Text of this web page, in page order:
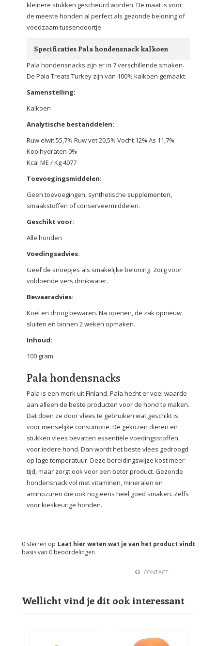
kleinere stukken gescheurd worden. De maat is voor
de meeste honden al perfect als gezonde beloning of
voedzaam tussendoortje.
Specificaties Pala hondensnack kalkoen
Pala hondensnacks zijn er in 7 verschillende smaken.
De Pala Treats Turkey zijn van 100% kalkoen gemaakt.
Samenstelling:
Kalkoen
Analytische bestanddelen:
Ruw eiwit 55,7% Ruw vet 20,5% Vocht 12% As 11,7%
Koolhydraten 0%
Kcal ME / Kg 4077
Toevoegingsmiddelen:
Geen toevoegingen, synthetische supplementen,
smaakstoffen of conserveermiddelen.
Geschikt voor:
Alle honden
Voedingsadvies:
Geef de snoepjes als smakelijke beloning. Zorg voor
voldoende vers drinkwater.
Bewaaradvies:
Koel en droog bewaren. Na openen, de zak opnieuw
sluiten en binnen 2 weken opmaken.
Inhoud:
100 gram
Pala hondensnacks
Pala is een merk uit Finland. Pala hecht er veel waarde
aan alleen de beste producten voor de hond te maken.
Dat doen ze door vlees te gebruiken wat geschikt is
voor menselijke consumptie. De gekozen dieren en
stukken vlees bevatten essentiële voedingsstoffen
voor iedere hond. Dan wordt het beste vlees gedroogd
op lage temperatuur. Deze bereidingswijze kost meer
tijd, maar zorgt ook voor een beter product. Gezonde
hondensnack vol met vitaminen, mineralen en
aminozuren die ook nog eens heel goed smaken. Zelfs
voor kieskeurige honden.
Laat hier weten wat je van het product vindt
0 sterren op
basis van 0 beoordelingen
CONTACT
Wellicht vind je dit ook interessant